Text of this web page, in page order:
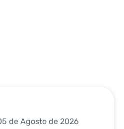
de Agosto de 2026